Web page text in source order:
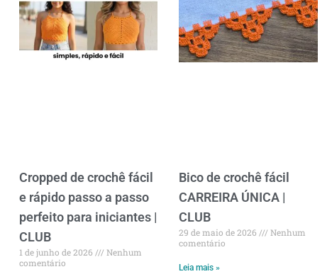
Cropped de crochê fácil
e rápido passo a passo
perfeito para iniciantes |
CLUB
1 de junho de 2026
Nenhum
comentário
Bico de crochê fácil
CARREIRA ÚNICA |
CLUB
29 de maio de 2026
Nenhum
comentário
Leia mais »